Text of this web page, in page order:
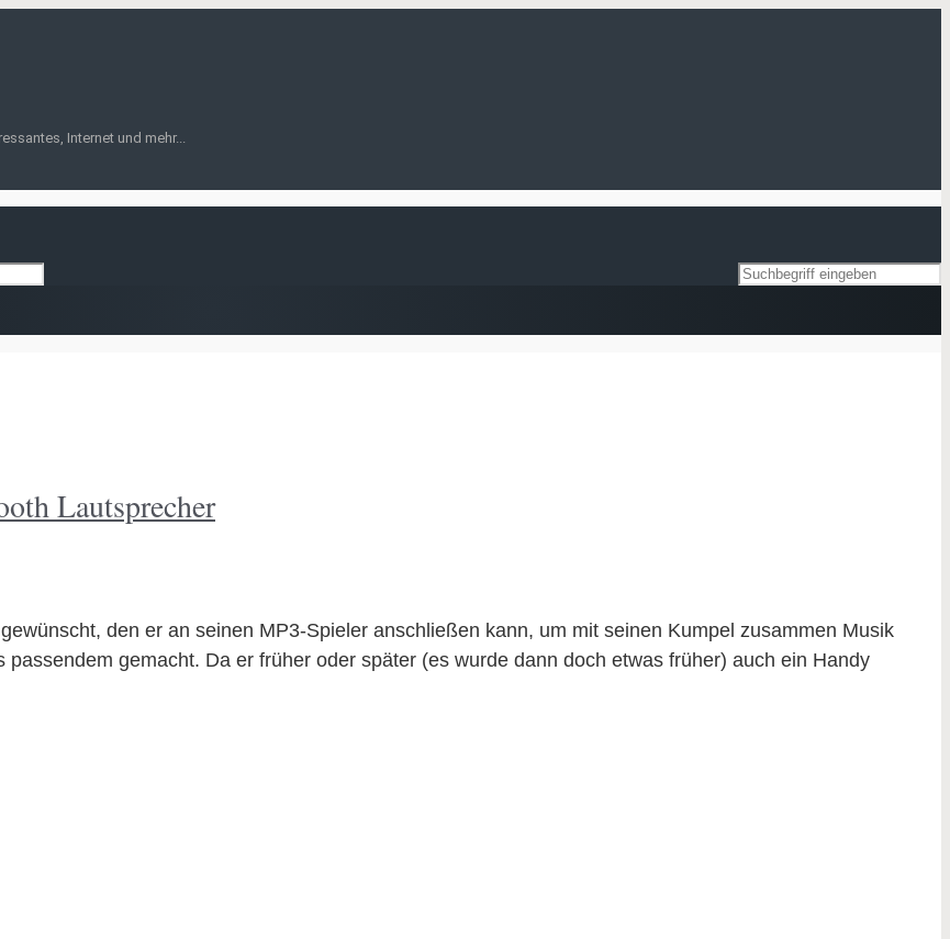
Internet und mehr...
Lautsprecher
den er an seinen MP3-Spieler anschließen kann, um mit seinen Kumpel zusammen Musik
gemacht. Da er früher oder später (es wurde dann doch etwas früher) auch ein Handy